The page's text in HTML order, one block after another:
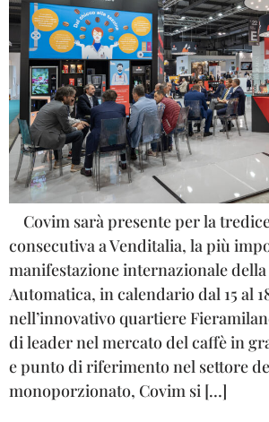
Covim sarà presente per la
consecutiva a Venditalia, la più
manifestazione internazionale
Automatica, in calendario dal 15 al
nell’innovativo quartiere
di leader nel mercato del caffè in
e punto di riferimento nel settore
monoporzionato, Covim si […]